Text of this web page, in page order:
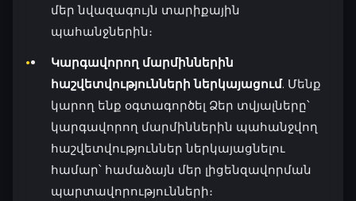
մեր նվազագույն տարիքային
պահանջներին։
Կարգավորող մարմիններին
հաշվետվությունների ներկայացում. Մենք
կարող ենք օգտագործել Ձեր տվյալները՝
կարգավորող մարմիններին պահանջվող
հաշվետվություններ ներկայացնելու
համար՝ համաձայն մեր լիցենզավորման
պարտավորությունների։